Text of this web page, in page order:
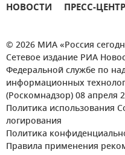
НОВОСТИ ПРЕСС-ЦЕНТР
© 2026 МИА «Россия
Сетевое издание РИА
Федеральной службе по
информационных
(Роскомнадзор) 08 апреля
Политика использования
логирования
Политика
Правила применения